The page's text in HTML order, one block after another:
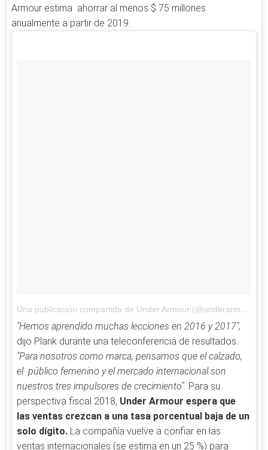
Armour estima ahorrar al menos $ 75 millones
anualmente a partir de 2019.
Una publicación compartida de Under Armour (@underarmour)
"Hemos aprendido muchas lecciones en 2016 y 2017",
dijo Plank durante una teleconferencia de resultados.
"Para nosotros como marca, pensamos que el calzado,
el público femenino y el mercado internacional son
nuestros tres impulsores de crecimiento". Para su
perspectiva fiscal 2018, Under Armour espera que
las ventas crezcan a una tasa porcentual baja de un
solo dígito. La compañía vuelve a confiar en las
ventas internacionales (se estima en un 25 %) para